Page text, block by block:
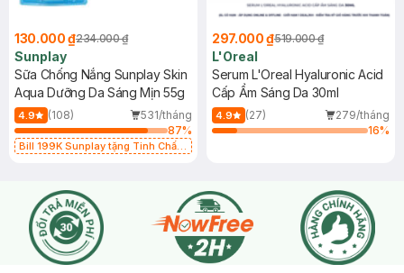
130.000 ₫234.000 ₫
Sunplay
Sữa Chống Nắng Sunplay Skin
Aqua Dưỡng Da Sáng Mịn 55g
4.9 (108)
531/tháng
87%
Bill 199K Sunplay tặng Tinh Chất
297.000 ₫519.000 ₫
L'Oreal
Serum L'Oreal Hyaluronic Acid
Cấp Ẩm Sáng Da 30ml
4.9 (27)
279/tháng
16%